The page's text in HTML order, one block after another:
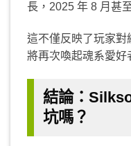
長，2025 年 8 月甚
這不僅反映了玩家
將再次喚起魂系愛好
結論：
坑嗎？